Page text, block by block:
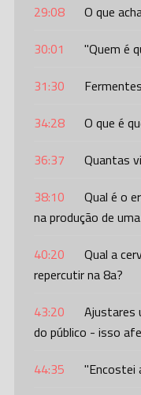
29:08
O que
30:01
"Quem é
31:30
34:28
O que é
36:37
Quantas
38:10
Qual é o
na produção de
40:20
Qual a
repercutir na 8a?
43:20
Ajustares
do público - isso
44:35
"Encostei